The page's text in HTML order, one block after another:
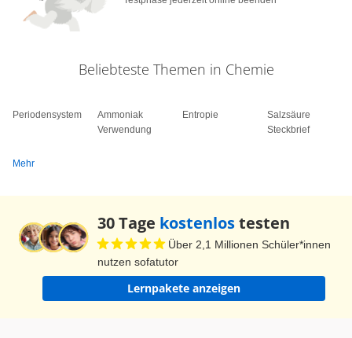
Aminogruppe dieses Proton aufnimmt. Hier
Da der Stickstoff der Aminogruppe dieses Proton
aufnimmt, kommt es hier zur Ausbildung einer
Wir haben es also auch hier mit einem
Ampholyten zu tun. Und du weißt ja, dass
Ampolyte abhängig vom Reaktionspartner
reagieren, wie auch das Wasser. Das überprüfen
Beliebteste Themen in Chemie
Periodensystem
Ammoniak
Verwendung
Entropie
Salzsäure
Steckbrief
Mehr
30 Tage kostenlostesten
Über 2,1 Millionen Schüler*innen
nutzen sofatutor
Lernpakete anzeigen